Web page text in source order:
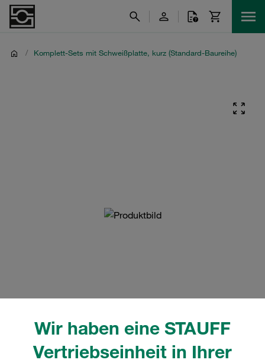
Wir haben eine STAUFF
Vertriebseinheit in Ihrer
/ Komplett-Sets mit Schweißplatte, kurz (Standard-Baureihe)
tatsächlichen Produkt abweichen.